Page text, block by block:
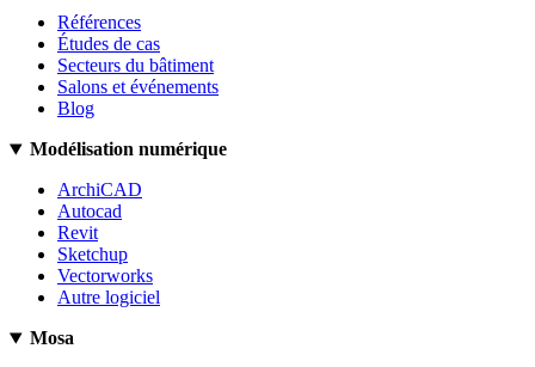
Références
Études de cas
Secteurs du bâtiment
Salons et événements
Blog
Modélisation numérique
ArchiCAD
Autocad
Revit
Sketchup
Vectorworks
Autre logiciel
Mosa